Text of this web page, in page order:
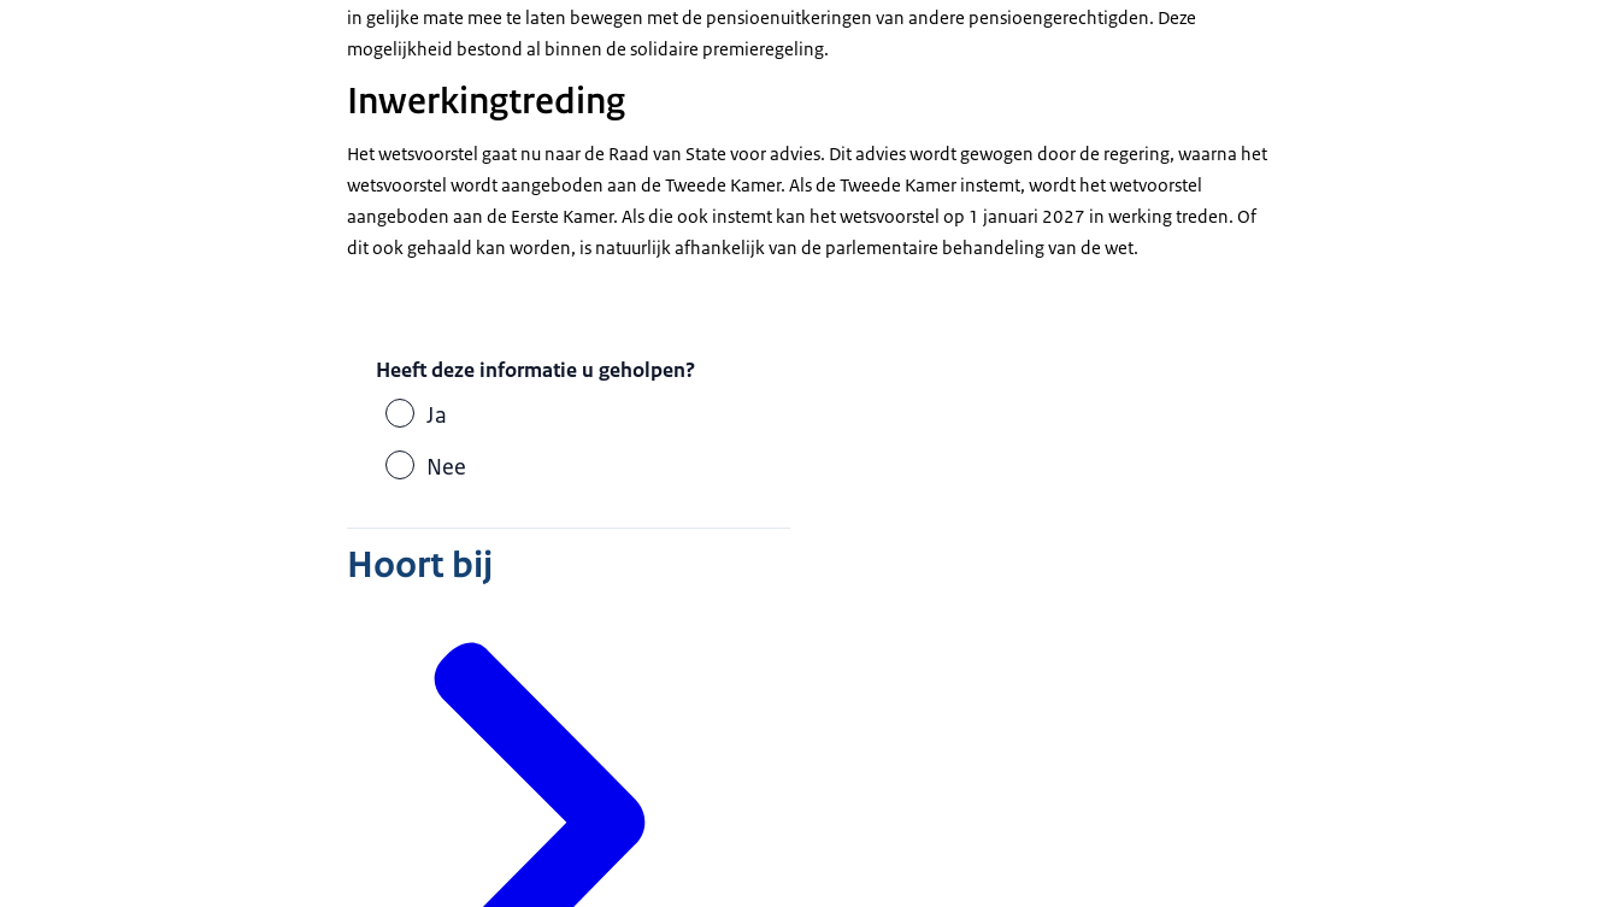
in gelijke mate mee te laten bewegen met de pensioenuitkeringen van andere pensioengerechtigden. Deze
mogelijkheid bestond al binnen de solidaire premieregeling.
Inwerkingtreding
Het wetsvoorstel gaat nu naar de Raad van State voor advies. Dit advies wordt gewogen door de regering, waarna het
wetsvoorstel wordt aangeboden aan de Tweede Kamer. Als de Tweede Kamer instemt, wordt het wetvoorstel
aangeboden aan de Eerste Kamer. Als die ook instemt kan het wetsvoorstel op 1 januari 2027 in werking treden. Of
dit ook gehaald kan worden, is natuurlijk afhankelijk van de parlementaire behandeling van de wet.
Heeft deze informatie u geholpen?
Ja
Nee
Hoort bij